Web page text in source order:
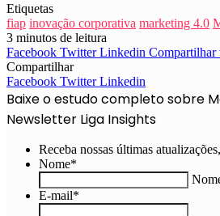
Etiquetas
fiap inovação corporativa marketing 4.0
3 minutos de leitura
Facebook Twitter Linkedin Compartilhar
Compartilhar
Facebook Twitter Linkedin
Baixe o estudo completo sobre
Newsletter Liga Insights
Receba nossas últimas
Nome*
E-mail*